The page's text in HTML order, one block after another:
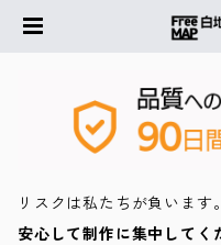
リスクは私たちが負います。
安心して制作に集中してく